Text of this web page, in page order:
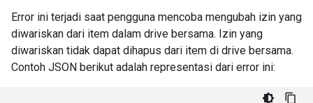
Error ini terjadi saat pengguna mencoba mengubah izin yang
diwariskan dari item dalam drive bersama. Izin yang
diwariskan tidak dapat dihapus dari item di drive bersama.
Contoh JSON berikut adalah representasi dari error ini: